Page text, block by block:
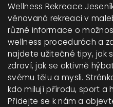
Wellness Rekreace
věnovaná rekreaci v
různé informace o
wellness procedurách a
najdete užitečné tipy, jak
zdraví, jak se aktivně
svému tělu a mysli.
kdo milují přírodu, sport a
Přidejte se k nám a